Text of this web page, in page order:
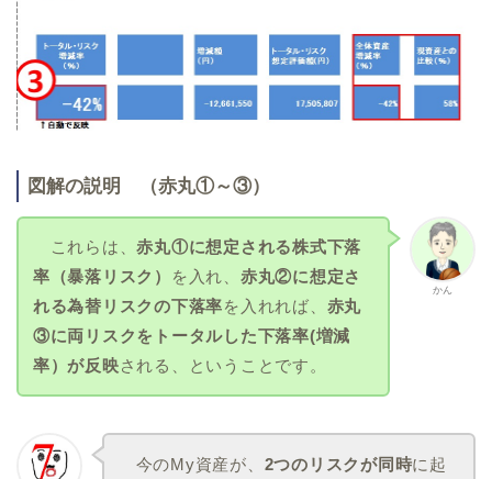
図解の説明 （赤丸①～③）
かん
これらは、赤丸①に想定される株式下落
率（暴落リスク）
を入れ、 赤丸②に想定さ
れる為替リスクの下落率を入れれば、 赤丸
③に両リスクをトータルした下落率(増減
率）が反映される、ということです。
今のMy資産が、 2つのリスクが同時に起